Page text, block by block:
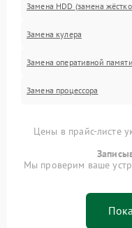
Замена HDD (замена
Замена кулера
Замена оперативной памяти
Замена процессора
Цены в прайс-листе
Мы проверим ваше